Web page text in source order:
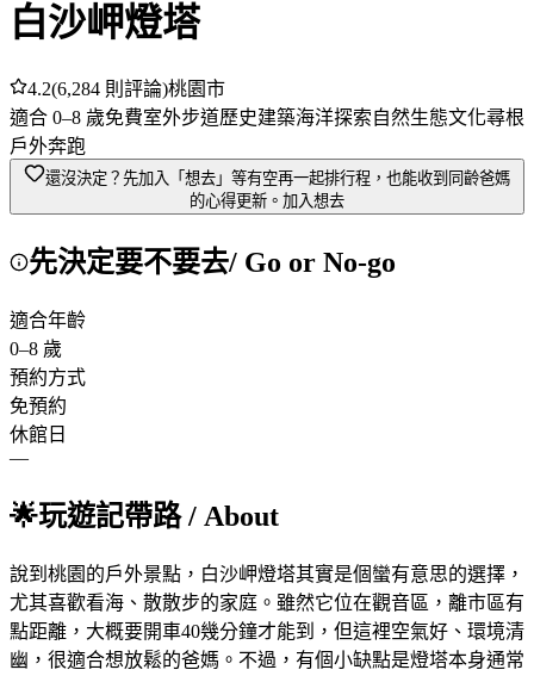
白沙岬燈塔
4.2(6,284 則評論)桃園市
適合 0–8 歲免費室外步道歷史建築海洋探索自然生態文化尋根
戶外奔跑
還沒決定？先加入「想去」 等有空再一起排行程，也能收到同齡爸媽
的心得更新。 加入想去
先決定要不要去/ Go or No-go
適合年齡
0–8 歲
預約方式
免預約
休館日
—
🌟玩遊記帶路/ About
說到桃園的戶外景點，白沙岬燈塔其實是個蠻有意思的選擇，
尤其喜歡看海、散散步的家庭。雖然它位在觀音區，離市區有
點距離，大概要開車40幾分鐘才能到，但這裡空氣好、環境清
幽，很適合想放鬆的爸媽。不過，有個小缺點是燈塔本身通常